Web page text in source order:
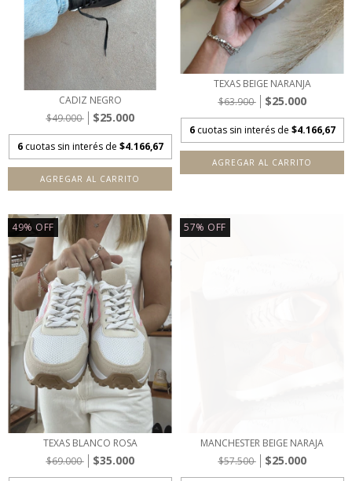
CADIZ NEGRO
$49.000
$25.000
6 cuotas sin interés de $4.166,67
AGREGAR AL CARRITO
TEXAS BEIGE NARANJA
$63.900
$25.000
6 cuotas sin interés de $4.166,67
AGREGAR AL CARRITO
49% OFF
TEXAS BLANCO ROSA
$69.000
$35.000
57% OFF
MANCHESTER BEIGE NARAJA
$57.500
$25.000